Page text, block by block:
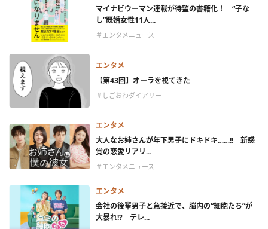
マイナビウーマン連載が待望の書籍化！ “子な
し”既婚女性11人...
＃エンタメニュース
エンタメ
【第43回】オーラを視てきた
＃しごおわダイアリー
エンタメ
大人なお姉さんが年下男子にドキドキ……!! 新感
覚の恋愛リアリ...
＃エンタメニュース
エンタメ
会社の後輩男子と急接近で、脳内の“細胞たち”が
大暴れ!? テレ...